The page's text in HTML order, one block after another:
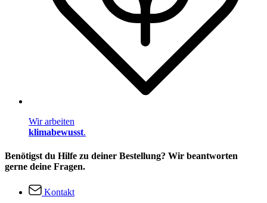
Wir arbeiten
klimabewusst.
Benötigst du Hilfe zu deiner Bestellung? Wir beantworten
gerne deine Fragen.
Kontakt